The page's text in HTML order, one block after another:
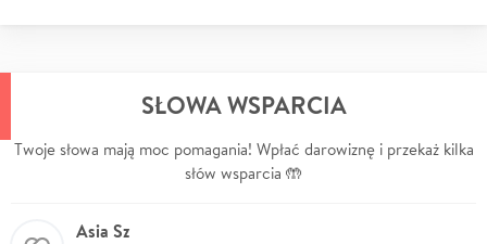
SŁOWA WSPARCIA
Twoje słowa mają moc pomagania! Wpłać darowiznę i przekaż kilka
słów wsparcia 🤲
Asia Sz